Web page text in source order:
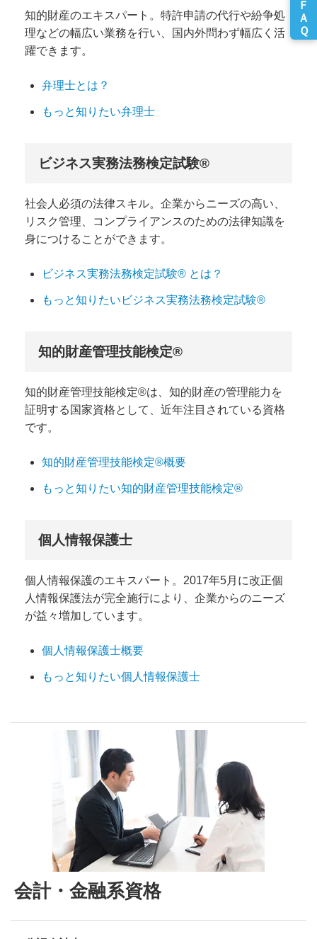
知的財産のエキスパート。特許申請の代行や紛争処
理などの幅広い業務を行い、国内外問わず幅広く活
躍できます。
弁理士とは？
もっと知りたい弁理士
ビジネス実務法務検定試験®
社会人必須の法律スキル。企業からニーズの高い、
リスク管理、コンプライアンスのための法律知識を
身につけることができます。
ビジネス実務法務検定試験® とは？
もっと知りたいビジネス実務法務検定試験®
知的財産管理技能検定®
知的財産管理技能検定®は、知的財産の管理能力を
証明する国家資格として、近年注目されている資格
です。
知的財産管理技能検定®概要
もっと知りたい知的財産管理技能検定®
個人情報保護士
個人情報保護のエキスパート。2017年5月に改正個
人情報保護法が完全施行により、企業からのニーズ
が益々増加しています。
個人情報保護士概要
もっと知りたい個人情報保護士
会計・金融系資格